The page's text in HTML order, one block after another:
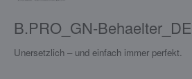
B.PRO_GN-Behaelter_DE
Unersetzlich – und einfach immer perfekt.